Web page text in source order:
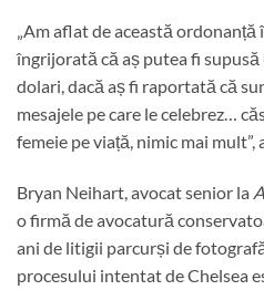
„Am aflat de această ordonanță
îngrijorată că aș putea fi
dolari, dacă aș fi raportată că
mesajele pe care le celebrez…
femeie pe viață, nimic mai mult”,
Bryan Neihart, avocat senior la
o firmă de avocatură
ani de litigii parcurși de
procesului intentat de Chelsea